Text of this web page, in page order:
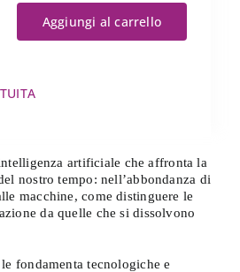
Aggiungi al carrello
artificiale che affronta la
nostro tempo: nell’abbondanza di
macchine, come distinguere le
da quelle che si dissolvono
fondamenta tecnologiche e